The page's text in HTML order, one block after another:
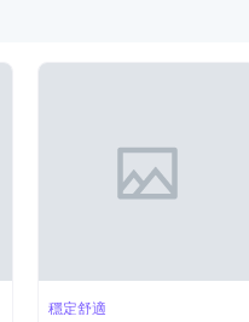
穩定舒適